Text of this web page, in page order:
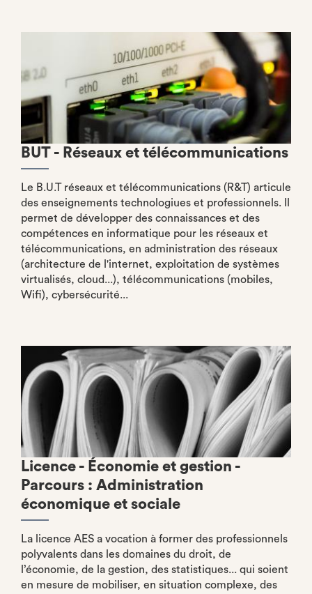
BUT - Réseaux et télécommunications
Le B.U.T réseaux et télécommunications (R&T) articule
des enseignements technologiues et professionnels. Il
permet de développer des connaissances et des
compétences en informatique pour les réseaux et
télécommunications, en administration des réseaux
(architecture de l'internet, exploitation de systèmes
virtualisés, cloud...), télécommunications (mobiles,
Wifi), cybersécurité...
Licence - Économie et gestion -
Parcours : Administration
économique et sociale
La licence AES a vocation à former des professionnels
polyvalents dans les domaines du droit, de
l’économie, de la gestion, des statistiques... qui soient
en mesure de mobiliser, en situation complexe, des